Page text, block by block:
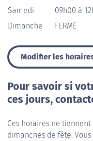
Samedi
09h00 à
Dimanche
FERMÉ
Modifier les
Pour savoir si
ces jours,
Ces horaires ne
dimanches de fête.